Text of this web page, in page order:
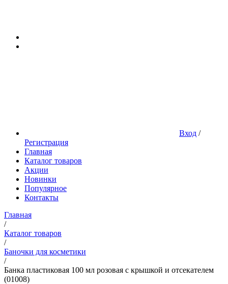
Вход /
Регистрация
Главная
Каталог товаров
Акции
Новинки
Популярное
Контакты
Главная
/
Каталог товаров
/
Баночки для косметики
/
Банка пластиковая 100 мл розовая с крышкой и отсекателем
(01008)